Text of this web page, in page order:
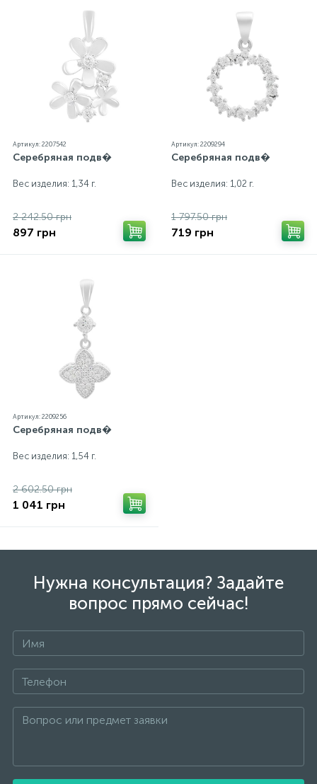
Артикул: 2207542
Серебряная подв�
Вес изделия: 1,34 г.
2 242.50 грн
897 грн
Артикул: 2209294
Серебряная подв�
Вес изделия: 1,02 г.
1 797.50 грн
719 грн
Артикул: 2209256
Серебряная подв�
Вес изделия: 1,54 г.
2 602.50 грн
1 041 грн
Нужна консультация? Задайте
вопрос прямо сейчас!